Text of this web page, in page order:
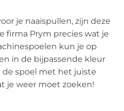
je naaispullen, zijn deze
firma Prym precies wat je
kun je op
in de bijpassende kleur
de spoel met het juiste
je weer moet zoeken!